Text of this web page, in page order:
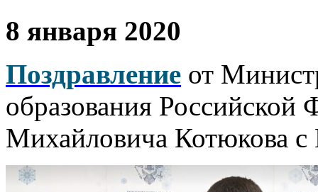
8 января 2020
Поздравление от
образования
Михайловича Котюкова